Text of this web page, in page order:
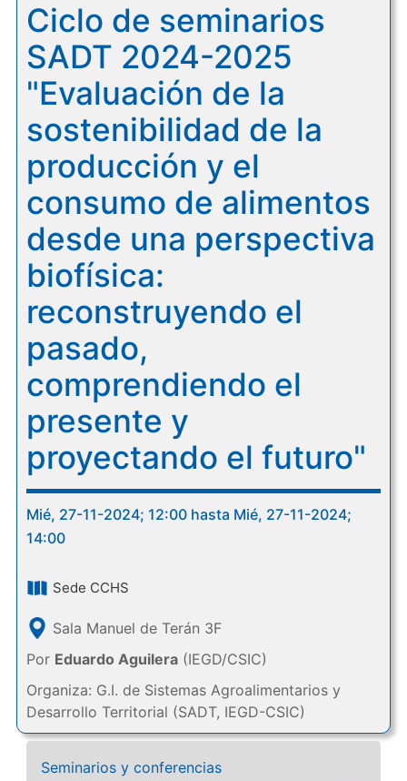
y proyectando el futuro"
Ciclo de seminarios
SADT 2024-2025
"Evaluación de la
sostenibilidad de la
producción y el
consumo de alimentos
desde una perspectiva
biofísica:
reconstruyendo el
pasado,
comprendiendo el
presente y
proyectando el futuro"
Mié, 27-11-2024; 12:00 hasta Mié, 27-11-2024;
14:00
Sede CCHS
Sala Manuel de Terán 3F
Por Eduardo Aguilera(IEGD/CSIC)
Organiza: G.I. de Sistemas Agroalimentarios y
Desarrollo Territorial (SADT, IEGD-CSIC)
Seminarios y conferencias